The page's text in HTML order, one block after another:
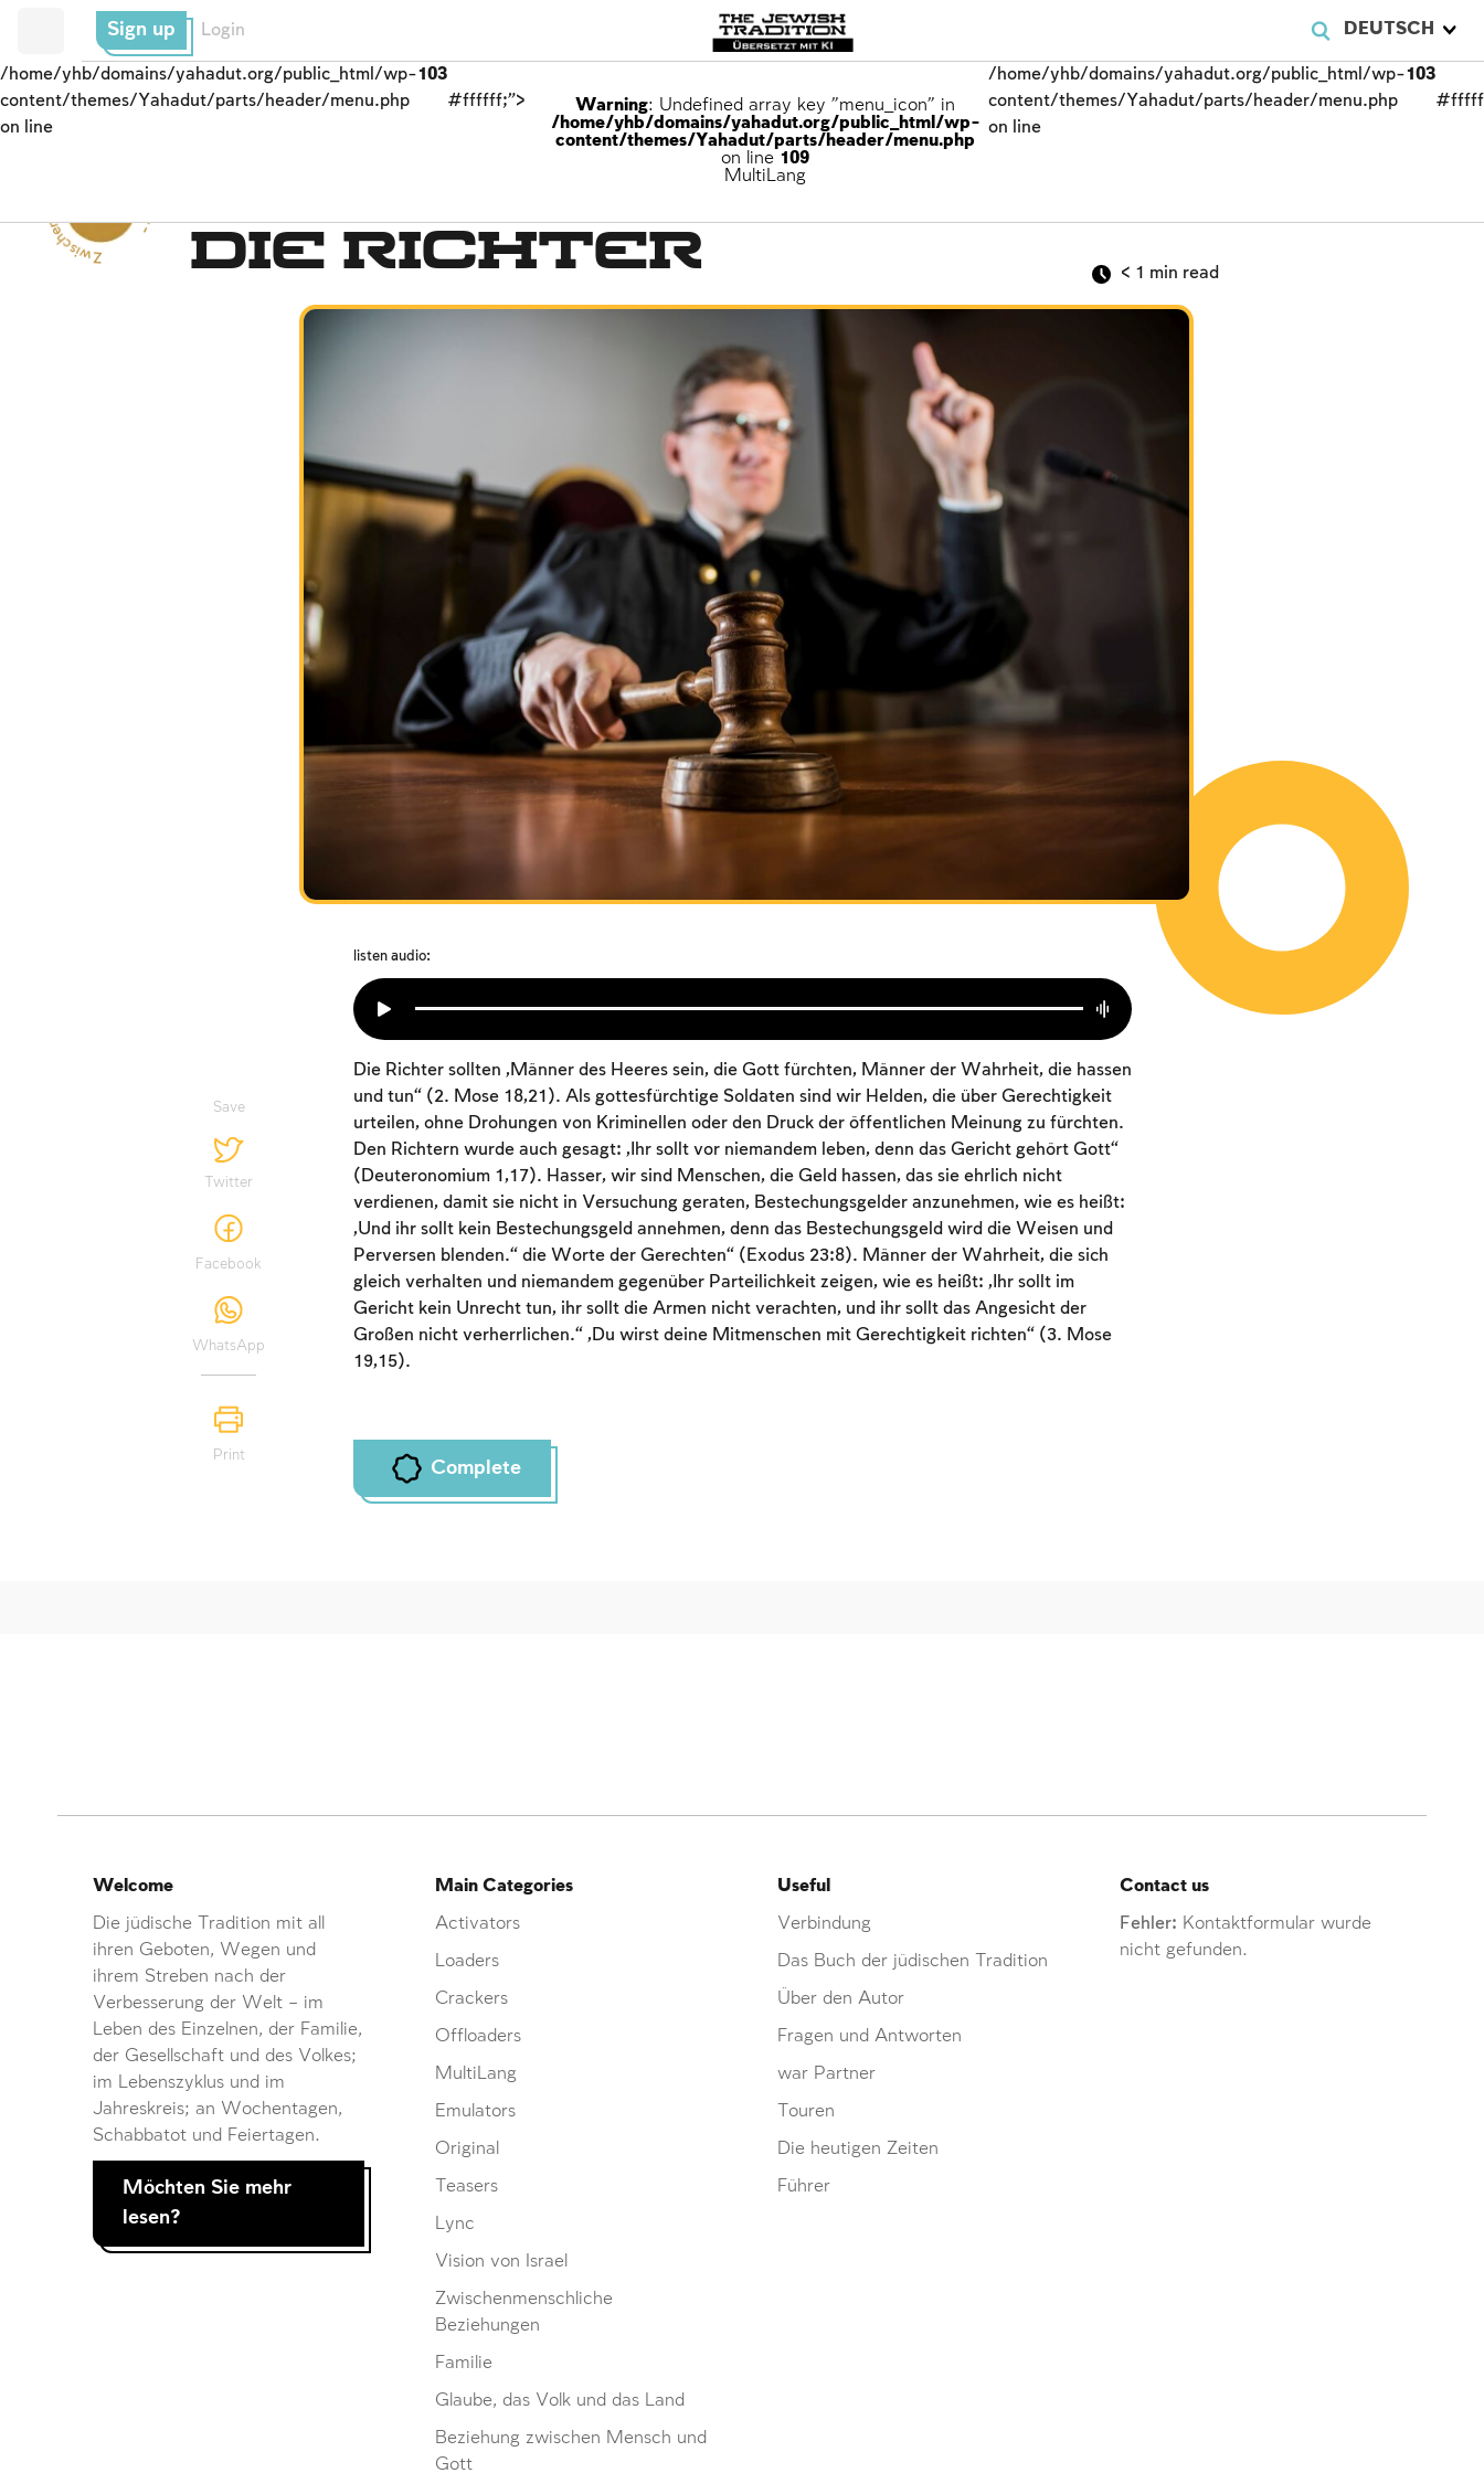
DEUTSCH
Sign up Login
/home/yhb/domains/yahadut.org/public_html/wp-
content/themes/Yahadut/parts/header/menu.php
on line
103
#ffffff;">
Warning: Undefined array key "menu_icon" in
/home/yhb/domains/yahadut.org/public_html/wp-
content/themes/Yahadut/parts/header/menu.php
on line 109
MultiLang
/home/yhb/domains/yahadut.org/public_html/wp-
content/themes/Yahadut/parts/header/menu.php
on line
103
Zwischenmenschliche Beziehungen -- die Richter < 1 min read
listen audio:
Save
Twitter
Facebook
WhatsApp
Print
Die Richter sollten „Männer des Heeres sein, die Gott fürchten, Männer der Wahrheit, die hassen
und tun“ (2. Mose 18,21). Als gottesfürchtige Soldaten sind wir Helden, die über Gerechtigkeit
urteilen, ohne Drohungen von Kriminellen oder den Druck der öffentlichen Meinung zu fürchten.
Den Richtern wurde auch gesagt: „Ihr sollt vor niemandem leben, denn das Gericht gehört Gott“
(Deuteronomium 1,17). Hasser, wir sind Menschen, die Geld hassen, das sie ehrlich nicht
verdienen, damit sie nicht in Versuchung geraten, Bestechungsgelder anzunehmen, wie es heißt:
„Und ihr sollt kein Bestechungsgeld annehmen, denn das Bestechungsgeld wird die Weisen und
Perversen blenden.“ die Worte der Gerechten“ (Exodus 23:8). Männer der Wahrheit, die sich
gleich verhalten und niemandem gegenüber Parteilichkeit zeigen, wie es heißt: „Ihr sollt im
Gericht kein Unrecht tun, ihr sollt die Armen nicht verachten, und ihr sollt das Angesicht der
Großen nicht verherrlichen.“ „Du wirst deine Mitmenschen mit Gerechtigkeit richten“ (3. Mose
19,15).
Complete
Account required
To mark concepts as learned, you'll need to create
an account or log in.
Contact us
Fehler: Kontaktformular wurde
nicht gefunden.
Useful
Verbindung
Das Buch der jüdischen Tradition
Über den Autor
Fragen und Antworten
war Partner
Touren
Die heutigen Zeiten
Führer
Main Categories
Activators
Loaders
Crackers
Offloaders
MultiLang
Emulators
Original
Teasers
Lync
Vision von Israel
Zwischenmenschliche
Beziehungen
Familie
Glaube, das Volk und das Land
Beziehung zwischen Mensch und
Gott
Welcome
Die jüdische Tradition mit all
ihren Geboten, Wegen und
ihrem Streben nach der
Verbesserung der Welt – im
Leben des Einzelnen, der Familie,
der Gesellschaft und des Volkes;
im Lebenszyklus und im
Jahreskreis; an Wochentagen,
Schabbatot und Feiertagen.
Möchten Sie mehr
lesen?